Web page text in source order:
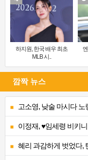
하지원, 한국 배우 최초
MLB 시..
깜짝 뉴스
고소영, 낮술 마시다 노
이정재, ♥임세령 비키
혜리 과감하게 벗었다,